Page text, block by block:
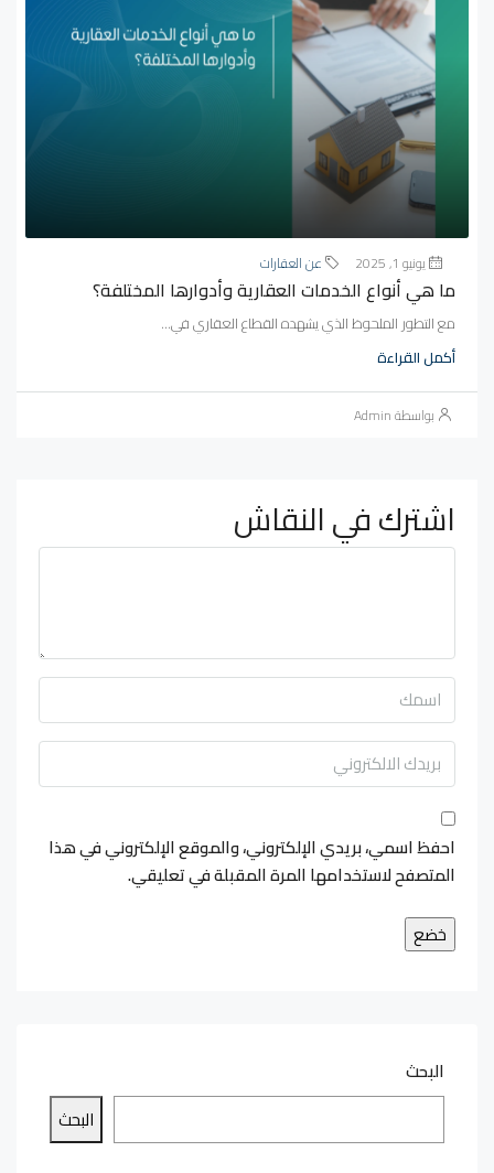
يونيو 1, 2025 عن العقارات
ما هي أنواع الخدمات العقارية وأدوارها المختلفة؟
مع التطور الملحوظ الذي يشهده القطاع العقاري في...
أكمل القراءة
بواسطة Admin
اشترك في النقاش
احفظ اسمي، بريدي الإلكتروني، والموقع الإلكتروني في هذا
المتصفح لاستخدامها المرة المقبلة في تعليقي.
البحث
البحث